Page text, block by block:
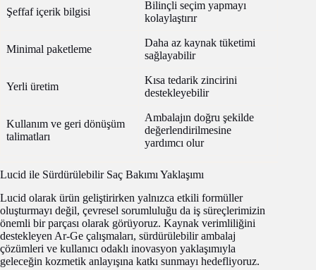
Şeffaf içerik bilgisi
Bilinçli seçim yapmayı
kolaylaştırır
Minimal paketleme
Daha az kaynak tüketimi
sağlayabilir
Yerli üretim
Kısa tedarik zincirini
destekleyebilir
Kullanım ve geri dönüşüm
talimatları
Ambalajın doğru şekilde
değerlendirilmesine
yardımcı olur
Lucid ile Sürdürülebilir Saç Bakımı Yaklaşımı
Lucid olarak ürün geliştirirken yalnızca etkili formüller
oluşturmayı değil, çevresel sorumluluğu da iş süreçlerimizin
önemli bir parçası olarak görüyoruz. Kaynak verimliliğini
destekleyen Ar-Ge çalışmaları, sürdürülebilir ambalaj
çözümleri ve kullanıcı odaklı inovasyon yaklaşımıyla
geleceğin kozmetik anlayışına katkı sunmayı hedefliyoruz.